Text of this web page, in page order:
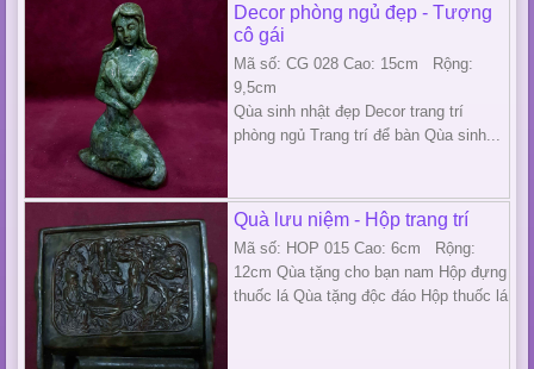
Decor phòng ngủ đẹp - Tượng
cô gái
Mã số: CG 028 Cao: 15cm Rộng:
9,5cm
Qùa sinh nhật đẹp Decor trang trí
phòng ngủ Trang trí để bàn Qùa sinh...
Quà lưu niệm - Hộp trang trí
Mã số: HOP 015 Cao: 6cm Rộng:
12cm Qùa tặng cho bạn nam Hộp đựng
thuốc lá Qùa tặng độc đáo Hộp thuốc lá